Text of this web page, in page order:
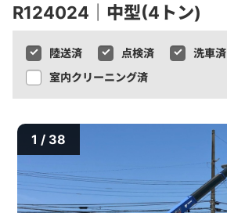
R124024｜中型(4トン)
陸送済 点検済 洗車済
室内クリーニング済
1 / 38